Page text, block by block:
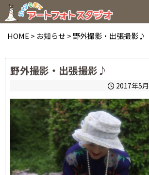
HOME > お知らせ > 野外撮影・出張撮影♪
野外撮影・出張撮影♪
2017年5